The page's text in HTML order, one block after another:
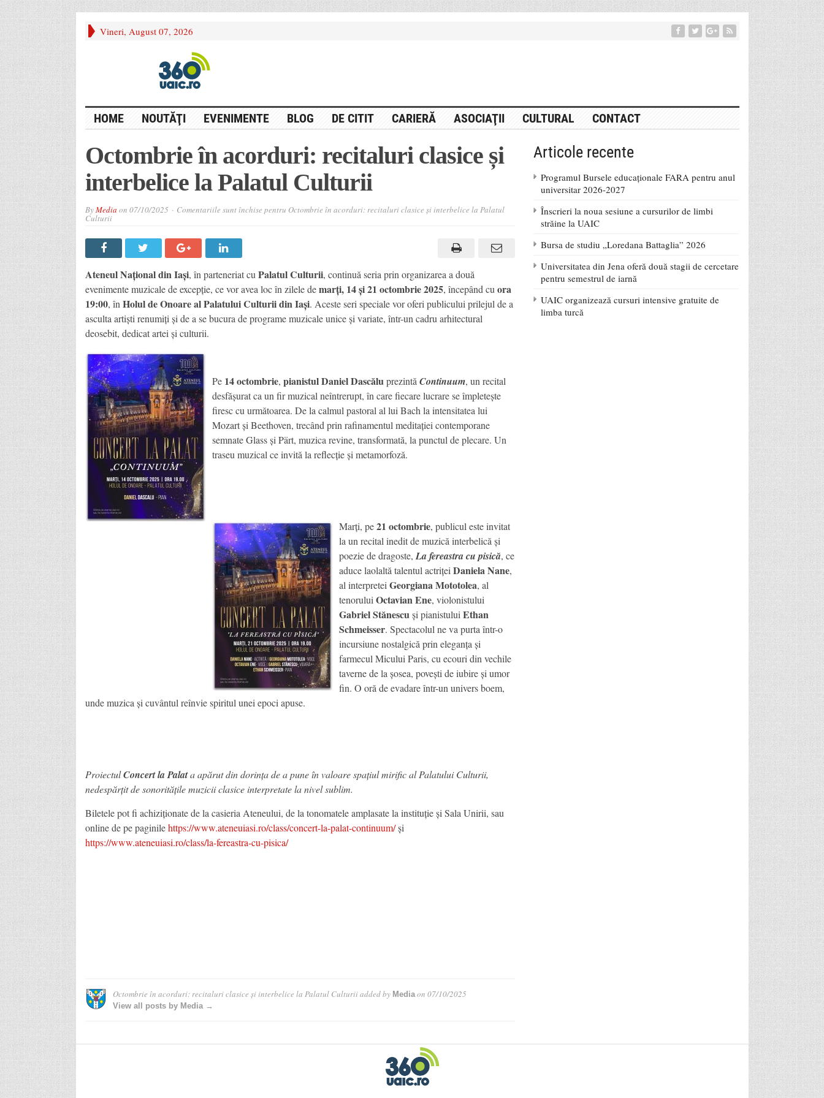
Vineri, August 07, 2026
HOME NOUTĂŢI EVENIMENTE BLOG DE CITIT CARIERĂ ASOCIAŢII CULTURAL CONTACT
Octombrie în acorduri: recitaluri clasice și
interbelice la Palatul Culturii
ByMedia on 07/10/2025 Comentariile sunt închise pentru Octombrie în acorduri: recitaluri clasice și interbelice la Palatul
Culturii
Ateneul Național din Iași, în parteneriat cu Palatul Culturii, continuă seria prin organizarea a două
evenimente muzicale de excepție, ce vor avea loc în zilele demarți, 14 și 21 octombrie 2025, începând cu ora
19:00, în Holul de Onoare al Palatului Culturii din Iași. Aceste seri speciale vor oferi publicului prilejul de a
asculta artiști renumiți și de a se bucura de programe muzicale unice și variate, într-un cadru arhitectural
deosebit, dedicat artei și culturii.
Pe 14 octombrie, pianistul Daniel Dascălu prezintă Continuum, un recital
desfășurat ca un fir muzical neîntrerupt, în care fiecare lucrare se împletește
firesc cu următoarea. De la calmul pastoral al lui Bach la intensitatea lui
Mozart și Beethoven, trecând prin rafinamentul meditației contemporane
semnate Glass și Pärt, muzica revine, transformată, la punctul de plecare. Un
traseu muzical ce invită la reflecție și metamorfoză.
Marți, pe21 octombrie, publicul este invitat
la un recital inedit de muzică interbelică și
poezie de dragoste, La fereastra cu pisică, ce
aduce laolaltă talentul actrițeiDaniela Nane,
al interpretei Georgiana Mototolea, al
tenorului Octavian Ene, violonistului
Gabriel Stănescu și pianistului Ethan
Schmeisser. Spectacolul ne va purta într-o
incursiune nostalgică prin eleganța și
farmecul Micului Paris, cu ecouri din vechile
taverne de la șosea, povești de iubire și umor
fin. O oră de evadare într-un univers boem,
unde muzica și cuvântul reînvie spiritul unei epoci apuse.
ProiectulConcert la Palata apărut din dorința de a pune în valoare spațiul mirific al Palatului Culturii,
nedespărțit de sonoritățile muzicii clasice interpretate la nivel sublim.
Biletele pot fi achiziționate de la casieria Ateneului, de la tonomatele amplasate la instituție și Sala Unirii, sau
online de pe paginilehttps://www.ateneuiasi.ro/class/concert-la-palat-continuum/și
https://www.ateneuiasi.ro/class/la-fereastra-cu-pisica/
Octombrie în acorduri: recitaluri clasice și interbelice la Palatul Culturiiadded by Mediaon 07/10/2025
View all posts by Media →
Articole recente
Programul Bursele educaționale FARA pentru anul
universitar 2026-2027
Înscrieri la noua sesiune a cursurilor de limbi
străine la UAIC
Bursa de studiu „Loredana Battaglia” 2026
Universitatea din Jena oferă două stagii de cercetare
pentru semestrul de iarnă
UAIC organizează cursuri intensive gratuite de
limba turcă